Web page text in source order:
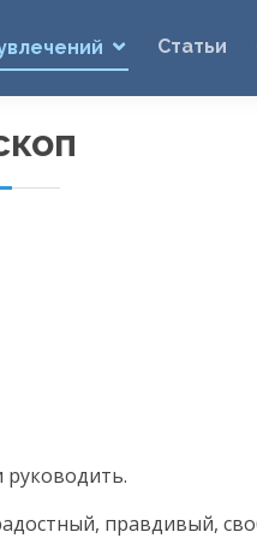
Статьи
руководить.
правдивый,